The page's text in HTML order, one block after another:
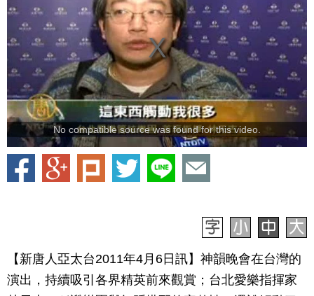
No compatible source was found for this video.
【新唐人亞太台2011年4月6日訊】神韻晚會在台灣的
演出，持續吸引各界精英前來觀賞；台北愛樂指揮家